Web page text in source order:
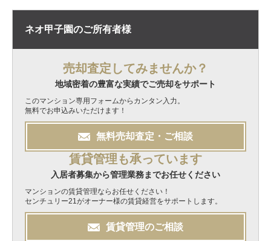
ネオ甲子園のご所有者様
売却査定してみませんか？
地域密着の豊富な実績でご売却をサポート
このマンション専用フォームからカンタン入力。
無料でお申込みいただけます！
無料売却査定・ご相談
賃貸管理も承っています
入居者募集から管理業務までお任せください
マンションの賃貸管理ならお任せください！
センチュリー21がオーナー様の賃貸経営をサポートします。
賃貸管理のご相談